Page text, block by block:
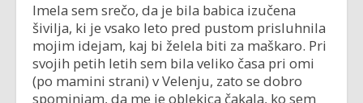
Imela sem srečo, da je bila babica izučena
šivilja, ki je vsako leto pred pustom prisluhnila
mojim idejam, kaj bi želela biti za maškaro. Pri
svojih petih letih sem bila veliko časa pri omi
(po mamini strani) v Velenju, zato se dobro
spominjam, da me je oblekica čakala, ko sem